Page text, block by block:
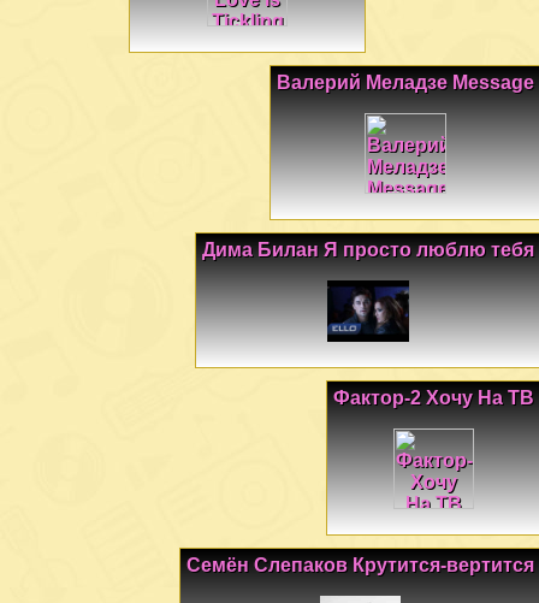
Валерий Меладзе Message
Дима Билан Я просто люблю тебя
Фактор-2 Хочу На ТВ
Семён Слепаков Крутится-вертится